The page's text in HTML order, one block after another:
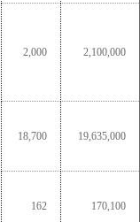
2,000 2,100,000
18,700 19,635,000
162 170,100